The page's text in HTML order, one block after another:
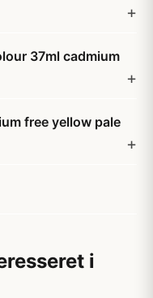
37ml cadmium
free yellow pale
i